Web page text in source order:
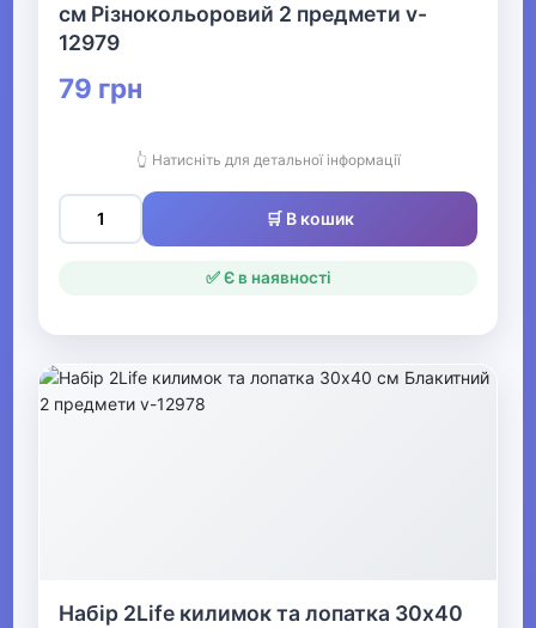
см Різнокольоровий 2 предмети v-
12979
79 грн
👆 Натисніть для детальної інформації
🛒 В кошик
✅ Є в наявності
Набір 2Life килимок та лопатка 30х40